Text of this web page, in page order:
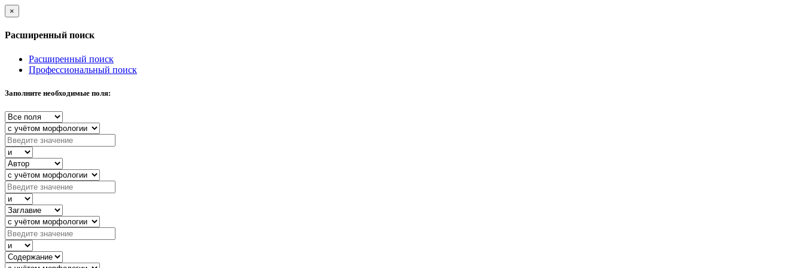
×
Расширенный поиск
Расширенный поиск
Профессиональный поиск
Заполните необходимые поля: